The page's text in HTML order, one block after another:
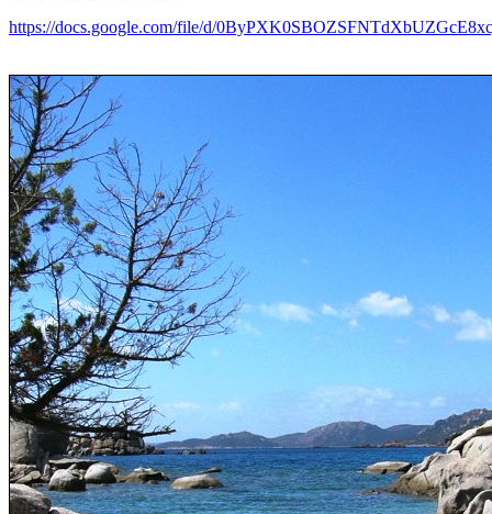
https://docs.google.com/file/d/